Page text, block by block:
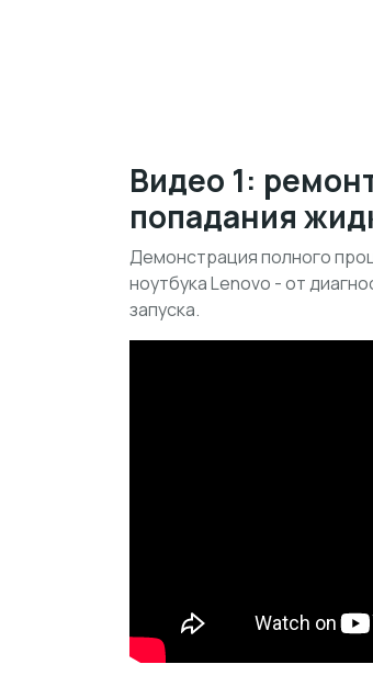
Видео 1:
попадания
Демонстрация полного
ноутбука Lenovo - от
запуска.